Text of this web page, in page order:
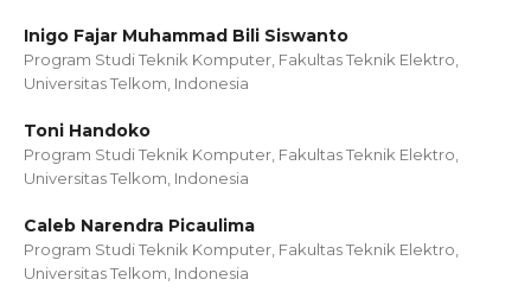
Inigo Fajar Muhammad Bili Siswanto
Program Studi Teknik Komputer, Fakultas Teknik Elektro,
Universitas Telkom, Indonesia
Toni Handoko
Program Studi Teknik Komputer, Fakultas Teknik Elektro,
Universitas Telkom, Indonesia
Caleb Narendra Picaulima
Program Studi Teknik Komputer, Fakultas Teknik Elektro,
Universitas Telkom, Indonesia